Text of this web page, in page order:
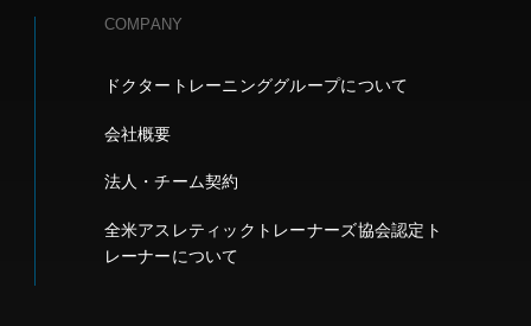
COMPANY
ドクタートレーニンググループについて
会社概要
法人・チーム契約
全米アスレティックトレーナーズ協会認定ト
レーナーについて